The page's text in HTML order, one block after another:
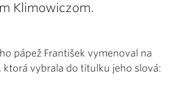
Klimowiczom.
pápež František vymenoval na
vybrala do titulku jeho slová: